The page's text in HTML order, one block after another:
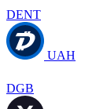
DENT
UAH
DGB